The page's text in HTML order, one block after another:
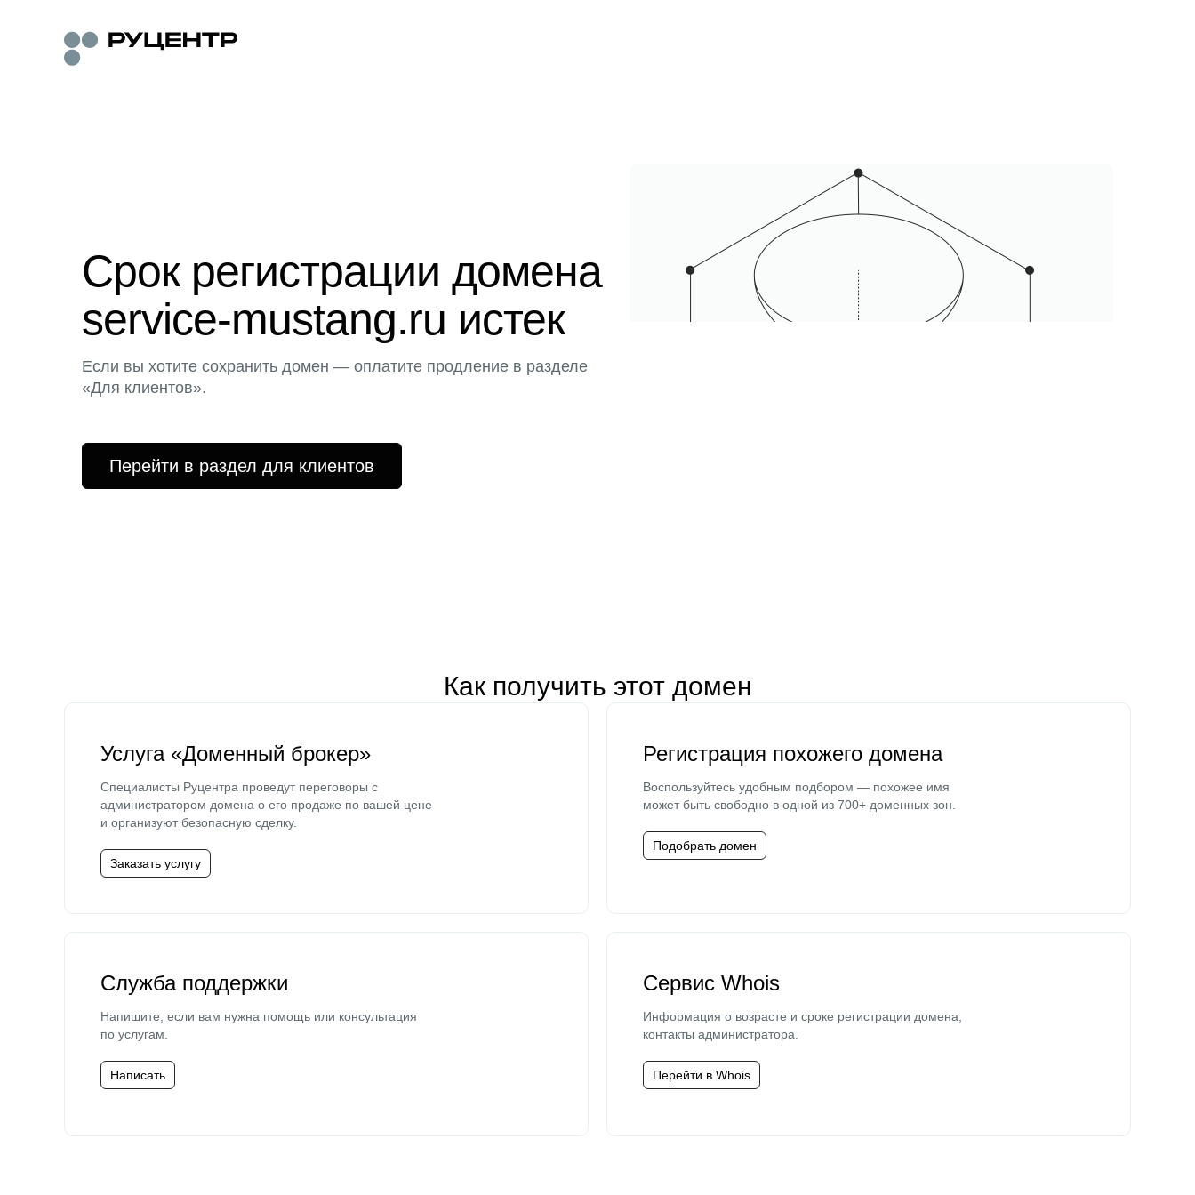
Срок регистрации домена
service-mustang.ru истек
Если вы хотите сохранить домен — оплатите продление в разделе
«Для клиентов».
Перейти в раздел для клиентов
Как получить этот домен
Услуга «Доменный брокер»
Специалисты Руцентра проведут переговоры с
администратором домена о его продаже по вашей цене
и организуют безопасную сделку.
Заказать услугу
Регистрация похожего домена
Воспользуйтесь удобным подбором — похожее имя
может быть свободно в одной из 700+ доменных зон.
Подобрать домен
Служба поддержки
Напишите, если вам нужна помощь или консультация
по услугам.
Написать
Сервис Whois
Информация о возрасте и сроке регистрации домена,
контакты администратора.
Перейти в Whois